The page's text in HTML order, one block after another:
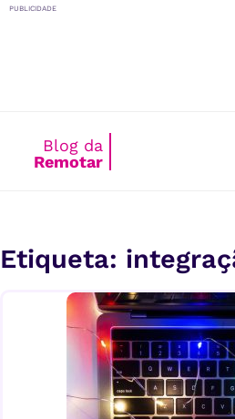
PUBLICIDADE
Blog da
Remotar
Etiqueta: